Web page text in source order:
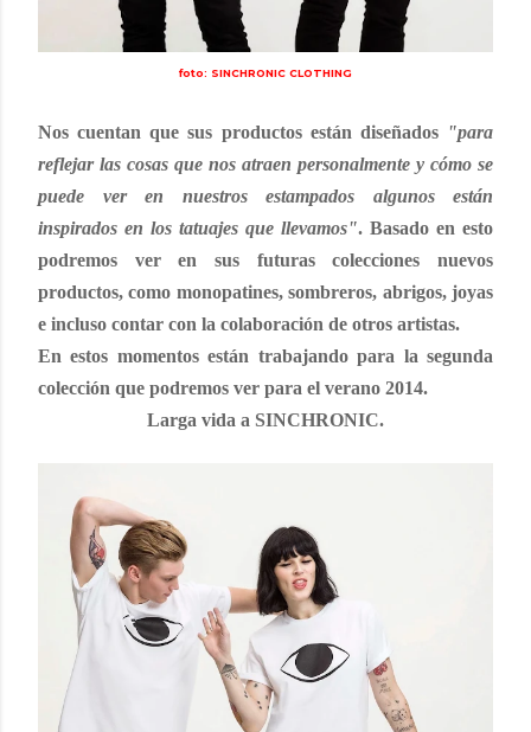
foto: SINCHRONIC CLOTHING
Nos cuentan que sus productos están diseñados "para
reflejar las cosas que nos atraen personalmente y cómo se
puede ver en nuestros estampados algunos están
inspirados en los tatuajes que llevamos". Basado en esto
podremos ver en sus futuras colecciones nuevos
productos, como monopatines, sombreros, abrigos, joyas
e incluso contar con la colaboración de otros artistas.
En estos momentos están trabajando para la segunda
colección que podremos ver para el verano 2014.
Larga vida a SINCHRONIC.